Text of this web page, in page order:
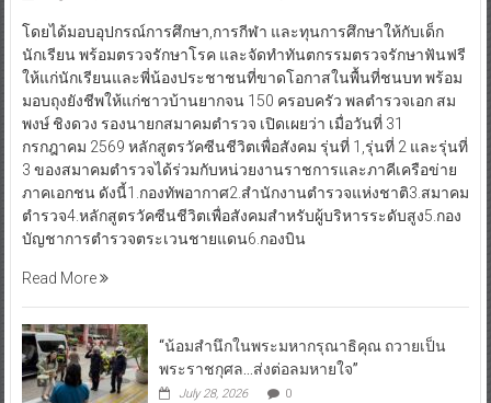
โดยได้มอบอุปกรณ์การศึกษา,การกีฬา และทุนการศึกษาให้กับเด็ก
นักเรียน พร้อมตรวจรักษาโรค และจัดทำทันตกรรมตรวจรักษาฟันฟรี
ให้แก่นักเรียนและพี่น้องประชาชนที่ขาดโอกาสในพื้นที่ชนบท พร้อม
มอบถุงยังชีพให้แก่ชาวบ้านยากจน 150 ครอบครัว พลตำรวจเอก สม
พงษ์ ชิงดวง รองนายกสมาคมตำรวจ เปิดเผยว่า เมื่อวันที่ 31
กรกฎาคม 2569 หลักสูตรวัคซีนชีวิตเพื่อสังคม รุ่นที่ 1,รุ่นที่ 2 และรุ่นที่
3 ของสมาคมตำรวจได้ร่วมกับหน่วยงานราชการและภาคีเครือข่าย
ภาคเอกชน ดังนี้1.กองทัพอากาศ2.สำนักงานตำรวจแห่งชาติ3.สมาคม
ตำรวจ4.หลักสูตรวัคซีนชีวิตเพื่อสังคมสำหรับผู้บริหารระดับสูง5.กอง
บัญชาการตำรวจตระเวนชายแดน6.กองบิน
Read More
“น้อมสำนึกในพระมหากรุณาธิคุณ ถวายเป็น
พระราชกุศล…ส่งต่อลมหายใจ”
July 28, 2026 0